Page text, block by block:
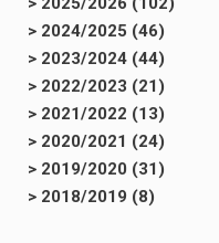
> 2024/2025 (46)
> 2023/2024 (44)
> 2022/2023 (21)
> 2021/2022 (13)
> 2020/2021 (24)
> 2019/2020 (31)
> 2018/2019 (8)